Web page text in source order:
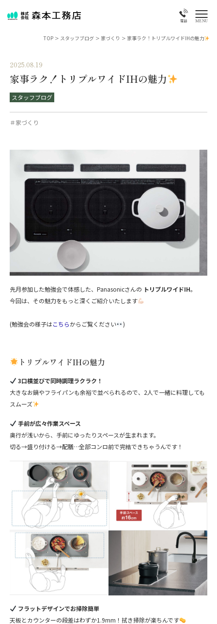
電話 MENU
TOP> スタッフブログ> 家づくり > 家事ラク！トリプルワイドIHの魅力
2025.08.19
家事ラク！トリプルワイドIHの魅力
スタッフブログ
＃家づくり
先月参加した勉強会で体感した、Panasonicさんの トリプルワイドIH。
今回は、その魅力をもっと深くご紹介いたします
(勉強会の様子はこちらからご覧ください )
トリプルワイドIHの魅力
3口横並びで同時調理ラクラク！
大きなお鍋やフライパンも余裕で並べられるので、2人で一緒に料理しても
スムーズ
手前が広々作業スペース
奥行が浅いから、手前にゆったりスペースが生まれます。
切る→盛り付ける→配膳…全部コンロ前で完結できちゃうんです！
フラットデザインでお掃除簡単
天板とカウンターの段差はわずか1.9mm！拭き掃除が楽ちんです